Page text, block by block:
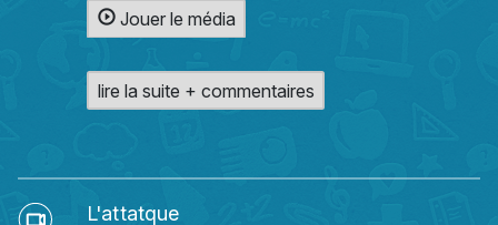
Jouer le média
lire la suite + commentaires
L'attatque